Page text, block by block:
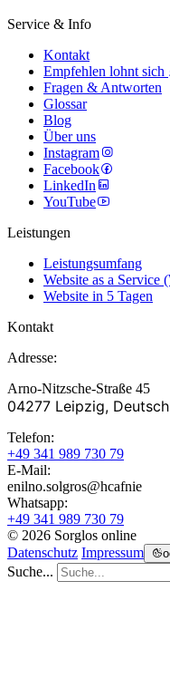
Service & Info
Kontakt
Empfehlen lohnt sich
Fragen & Antworten
Glossar
Blog
Über uns
Instagram
Facebook
LinkedIn
YouTube
Leistungen
Leistungsumfang
Website as a Service
Website in 5 Tagen
Kontakt
Adresse:
Arno-Nitzsche-Straße 45
04277 Leipzig,
Telefon:
+49 341 989 730 79
E-Mail:
enilno.solgros@hcafnie
Whatsapp:
+49 341 989 730 79
© 2026 Sorglos online
Datenschutz Impressum
Suche...